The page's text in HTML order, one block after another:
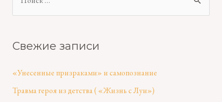
Свежие записи
«Унесенные призраками» и самопознание
Травма героя из детства ( «Жизнь с Луи»)